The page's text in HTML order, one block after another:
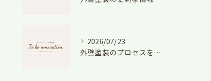
2026/07/23
外壁塗装のプロセスを愛知県でスムーズに進めるための工程と費用徹底解説